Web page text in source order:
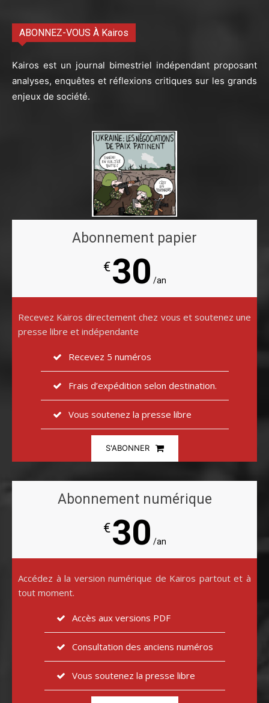
ABONNEZ-VOUS À Kairos
Kairos est un journal bimestriel indépendant proposant
analyses, enquêtes et réflexions critiques sur les grands
enjeux de société.
Abonnement papier
€30 /an
Recevez Kairos directement chez vous et soutenez une
presse libre et indépendante
Recevez 5 numéros
Frais d’expédition selon destination.
Vous soutenez la presse libre
S'ABONNER
Abonnement numérique
€30 /an
Accédez à la version numérique de Kairos partout et à
tout moment.
Accès aux versions PDF
Consultation des anciens numéros
Vous soutenez la presse libre